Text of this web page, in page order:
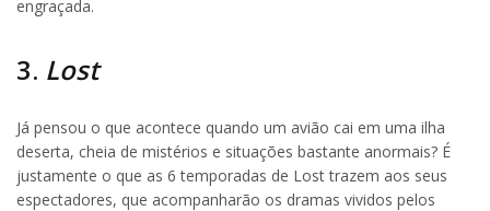
engraçada.
3. Lost
Já pensou o que acontece quando um avião cai em uma ilha
deserta, cheia de mistérios e situações bastante anormais? É
justamente o que as 6 temporadas de Lost trazem aos seus
espectadores, que acompanharão os dramas vividos pelos